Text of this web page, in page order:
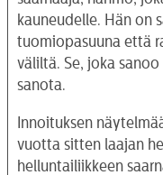
kauneudelle. Hän on
tuomiopasuuna että
väliltä. Se, joka
sanota.
Innoituksen
vuotta sitten laajan
helluntailiikkeen